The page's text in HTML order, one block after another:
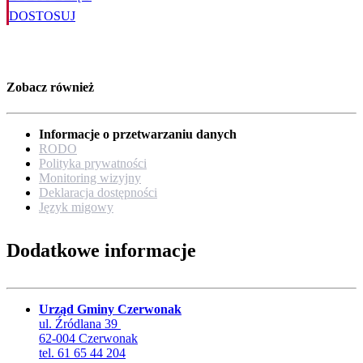
DOSTOSUJ
Zobacz również
Informacje o przetwarzaniu danych
RODO
Polityka prywatności
Monitoring wizyjny
Deklaracja dostępności
Język migowy
Dodatkowe informacje
Urząd Gminy Czerwonak
ul. Źródlana 39
62-004 Czerwonak
tel. 61 65 44 204